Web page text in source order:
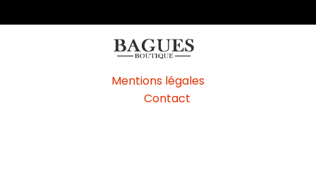
Mentions légales
Contact